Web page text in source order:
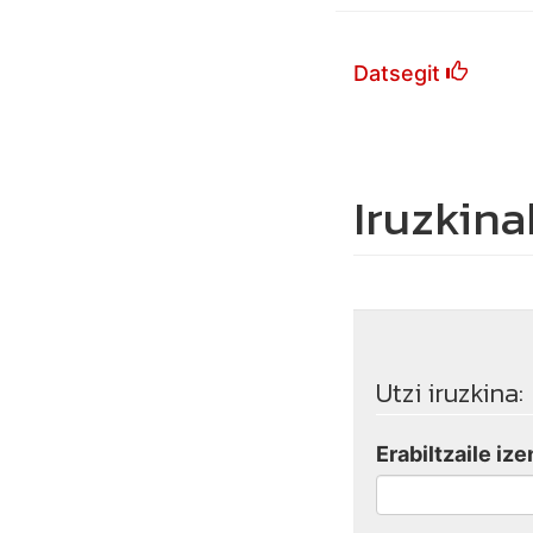
Datsegit
Utzi iruzkina:
Erabiltzaile